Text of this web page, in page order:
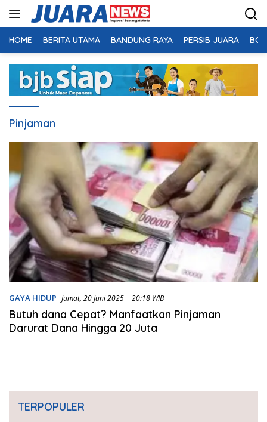
HOME BERITA UTAMA BANDUNG RAYA PERSIB JUARA
Pinjaman
GAYA HIDUP Jumat, 20 Juni 2025 | 20:18 WIB
Butuh dana Cepat? Manfaatkan Pinjaman
Darurat Dana Hingga 20 Juta
TERPOPULER